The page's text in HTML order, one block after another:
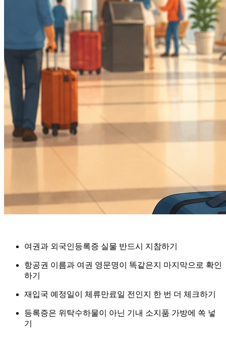
여권과 외국인등록증 실물 반드시 지참하기
항공권 이름과 여권 영문명이 똑같은지 마지막으로 확인
하기
재입국 예정일이 체류만료일 전인지 한 번 더 체크하기
등록증은 위탁수하물이 아닌 기내 소지품 가방에 쏙 넣
기